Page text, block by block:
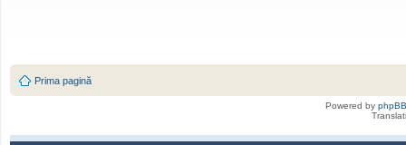
Prima pagină
Powered by phpBB